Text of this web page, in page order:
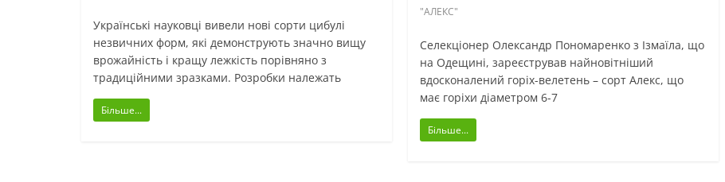
Українські науковці вивели нові сорти цибулі
незвичних форм, які демонструють значно вищу
врожайність і кращу лежкість порівняно з
традиційними зразками. Розробки належать
Більше...
"АЛЕКС"
Селекціонер Олександр Пономаренко з Ізмаїла, що
на Одещині, зареєстрував найновітніший
вдосконалений горіх-велетень – сорт Алекс, що
має горіхи діаметром 6-7
Більше...